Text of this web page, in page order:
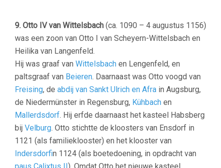
9. Otto IV van Wittelsbach (ca. 1090 – 4 augustus 1156)
was een zoon van Otto I van Scheyern-Wittelsbach en
Heilika van Langenfeld.
Hij was graaf van Wittelsbach en Lengenfeld, en
paltsgraaf van Beieren. Daarnaast was Otto voogd van
Freising, de abdij van Sankt Ulrich en Afra in Augsburg,
de Niedermünster in Regensburg, Kühbach en
Mallerdsdorf. Hij erfde daarnaast het kasteel Habsberg
bij Velburg. Otto stichtte de kloosters van Ensdorf in
1121 (als familieklooster) en het klooster van
Indersdorfin 1124 (als boetedoening, in opdracht van